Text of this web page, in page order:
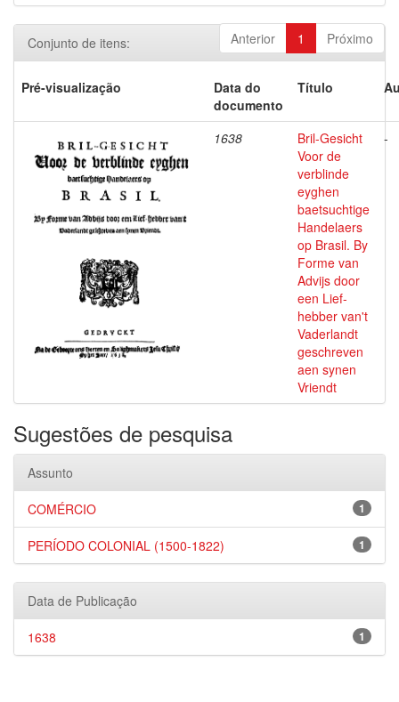
Anterior 1 Próximo
Conjunto de itens:
Pré-visualização
Data do
documento
Título
1638
Bril-Gesicht
Voor de
verblinde
eyghen
baetsuchtige
Handelaers
op Brasil. By
Forme van
Advijs door
een Lief-
hebber van't
Vaderlandt
geschreven
aen synen
Vriendt
-
Sugestões de pesquisa
Assunto
1
COMÉRCIO
1
PERÍODO COLONIAL (1500-1822)
Data de Publicação
1
1638